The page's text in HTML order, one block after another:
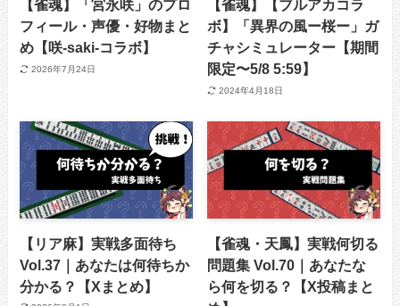
【雀魂】「宮永咲」のプロ
フィール・声優・好物まと
め【咲-saki-コラボ】
2026年7月24日
【雀魂】【ブルアカコラ
ボ】「異界の風ー桜ー」ガ
チャシミュレーター【期間
限定〜5/8 5:59】
2024年4月18日
【リア麻】実戦多面待ち
Vol.37｜あなたは何待ちか
分かる？【Xまとめ】
【雀魂・天鳳】実戦何切る
問題集 Vol.70｜あなたな
ら何を切る？【X投稿まと